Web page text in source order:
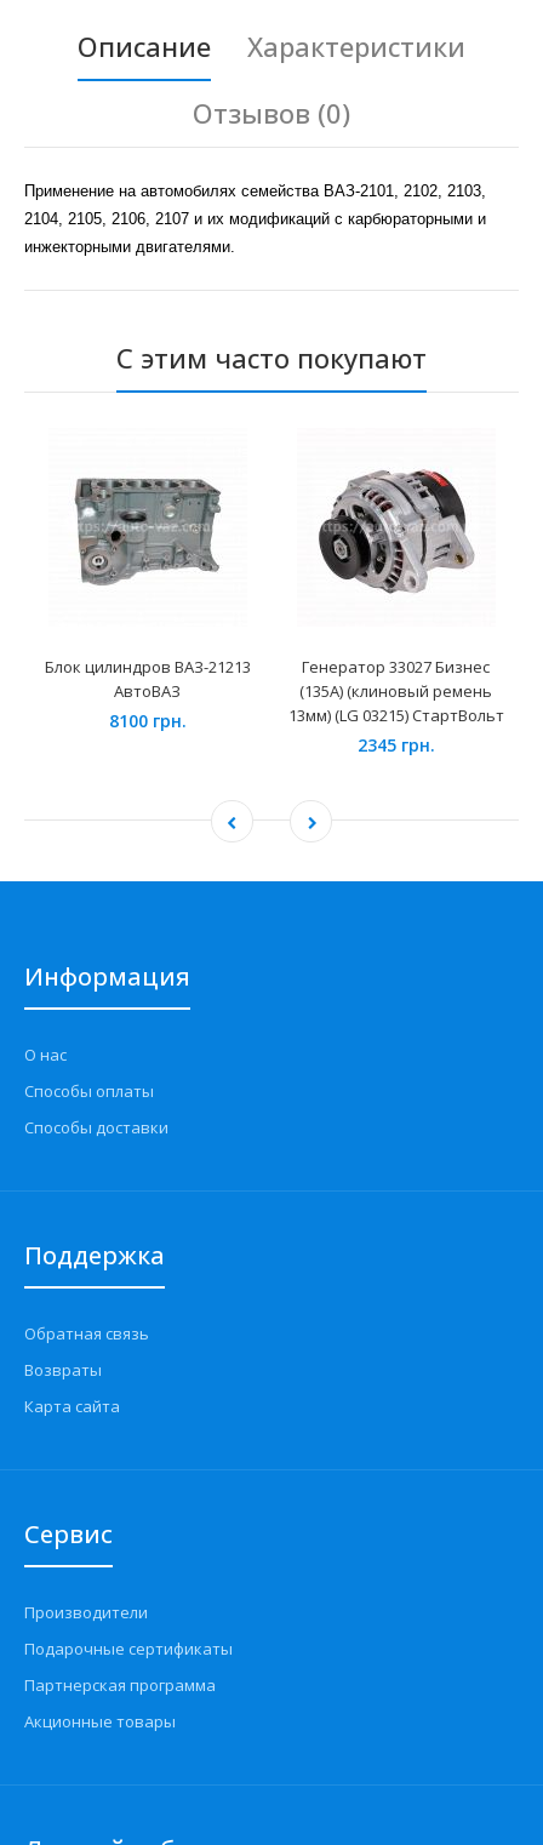
Описание
Характеристики
Отзывов (0)
Применение на автомобилях семейства ВАЗ-2101, 2102, 2103,
2104, 2105, 2106, 2107 и их модификаций с карбюраторными и
инжекторными двигателями.
С этим часто покупают
Блок цилиндров ВАЗ-21213
АвтоВАЗ
8100 грн.
Генератор 33027 Бизнес
(135А) (клиновый ремень
13мм) (LG 03215) СтартВольт
2345 грн.
Информация
О нас
Способы оплаты
Способы доставки
Поддержка
Обратная связь
Возвраты
Карта сайта
Сервис
Производители
Подарочные сертификаты
Партнерская программа
Акционные товары